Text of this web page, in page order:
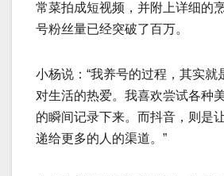
常菜拍成短视频，并附上详细的
号粉丝量已经突破了百万。
小杨说：“我养号的过程，其实就
对生活的热爱。我喜欢尝试各种
的瞬间记录下来。而抖音，则是
递给更多的人的渠道。”